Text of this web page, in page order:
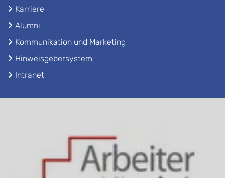
Karriere
Alumni
Kommunikation und Marketing
Hinweisgebersystem
Intranet